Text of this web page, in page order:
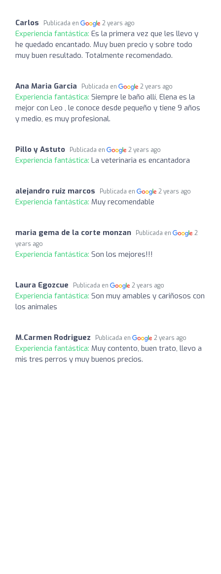
Carlos Publicada en 2 years ago
Experiencia fantástica: Es la primera vez que les llevo y
he quedado encantado. Muy buen precio y sobre todo
muy buen resultado. Totalmente recomendado.
Ana Maria Garcia Publicada en 2 years ago
Experiencia fantástica: Siempre le baño allí, Elena es la
mejor con Leo , le conoce desde pequeño y tiene 9 años
y medio, es muy profesional.
Pillo y Astuto Publicada en 2 years ago
Experiencia fantástica: La veterinaria es encantadora
alejandro ruiz marcos Publicada en 2 years ago
Experiencia fantástica: Muy recomendable
maria gema de la corte monzan Publicada en
2
years ago
Experiencia fantástica: Son los mejores!!!
Laura Egozcue Publicada en 2 years ago
Experiencia fantástica: Son muy amables y cariñosos con
los animales
M.Carmen Rodriguez Publicada en 2 years ago
Experiencia fantástica: Muy contento, buen trato, llevo a
mis tres perros y muy buenos precios.